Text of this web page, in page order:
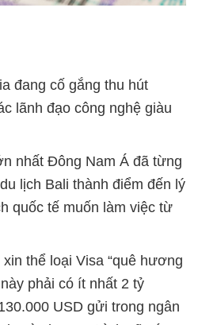
đang cố gắng thu hút
lãnh đạo công nghệ giàu
nhất Đông Nam Á đã từng
lịch Bali thành điểm đến lý
quốc tế muốn làm việc từ
thể loại Visa “quê hương
phải có ít nhất 2 tỷ
USD gửi trong ngân